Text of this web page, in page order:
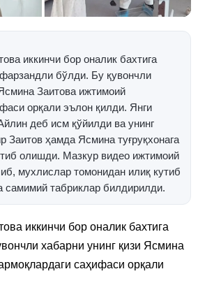
иккинчи бор оналик бахтига
бўлди. Бу қувончли
Заитова ижтимоий
орқали эълон қилди. Янги
деб исм қўйилди ва унинг
Заитов ҳамда Ясмина туғруқхонага
олишди. Мазкур видео ижтимоий
мухлислар томонидан илиқ кутиб
самимий табриклар билдирилди.
иккинчи бор оналик бахтига
хабарни унинг қизи Ясмина
саҳифаси орқали